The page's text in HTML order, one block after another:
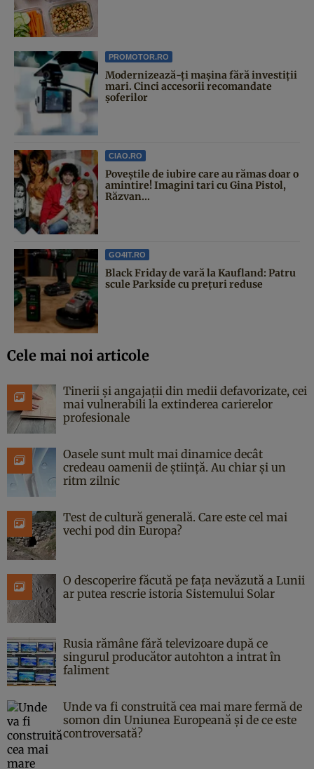
PROMOTOR.RO
Modernizează-ți mașina fără investiții
mari. Cinci accesorii recomandate
șoferilor
CIAO.RO
Poveştile de iubire care au rămas doar o
amintire! Imagini tari cu Gina Pistol,
Răzvan...
GO4IT.RO
Black Friday de vară la Kaufland: Patru
scule Parkside cu prețuri reduse
Cele mai noi articole
Tinerii și angajații din medii defavorizate, cei
mai vulnerabili la extinderea carierelor
profesionale
Oasele sunt mult mai dinamice decât
credeau oamenii de știință. Au chiar și un
ritm zilnic
Test de cultură generală. Care este cel mai
vechi pod din Europa?
O descoperire făcută pe fața nevăzută a Lunii
ar putea rescrie istoria Sistemului Solar
Rusia rămâne fără televizoare după ce
singurul producător autohton a intrat în
faliment
Unde va fi construită cea mai mare fermă de
somon din Uniunea Europeană și de ce este
controversată?